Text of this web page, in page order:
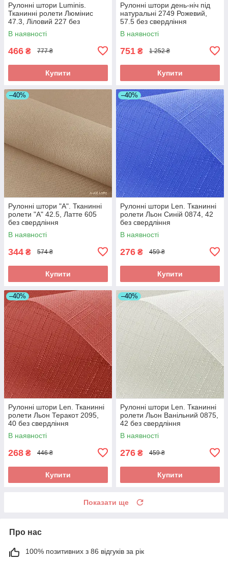
Рулонні штори Luminis.
Тканинні ролети Люмінис
47.3, Ліловий 227 без
свердління
В наявності
466 ₴ 777 ₴
Купити
Рулонні штори день-ніч під
натуральні 2749 Рожевий,
57.5 без свердління
В наявності
751 ₴ 1 252 ₴
Купити
–40%
Рулонні штори "A". Тканинні
ролети "А" 42.5, Латте 605
без свердління
В наявності
344 ₴ 574 ₴
Купити
–40%
Рулонні штори Len. Тканинні
ролети Льон Синій 0874, 42
без свердління
В наявності
276 ₴ 459 ₴
Купити
–40%
Рулонні штори Len. Тканинні
ролети Льон Теракот 2095,
40 без свердління
В наявності
268 ₴ 446 ₴
Купити
–40%
Рулонні штори Len. Тканинні
ролети Льон Ванільний 0875,
42 без свердління
В наявності
276 ₴ 459 ₴
Купити
Показати ще
Про нас
100% позитивних з 86 відгуків за рік